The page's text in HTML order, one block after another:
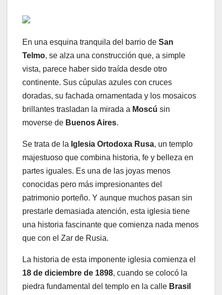
En una esquina tranquila del barrio de San
Telmo, se alza una construcción que, a simple
vista, parece haber sido traída desde otro
continente. Sus cúpulas azules con cruces
doradas, su fachada ornamentada y los mosaicos
brillantes trasladan la mirada a Moscú sin
moverse de Buenos Aires.
Se trata de la Iglesia Ortodoxa Rusa, un templo
majestuoso que combina historia, fe y belleza en
partes iguales. Es una de las joyas menos
conocidas pero más impresionantes del
patrimonio porteño. Y aunque muchos pasan sin
prestarle demasiada atención, esta iglesia tiene
una historia fascinante que comienza nada menos
que con el Zar de Rusia.
La historia de esta imponente iglesia comienza el
18 de diciembre de 1898, cuando se colocó la
piedra fundamental del templo en la calle Brasil